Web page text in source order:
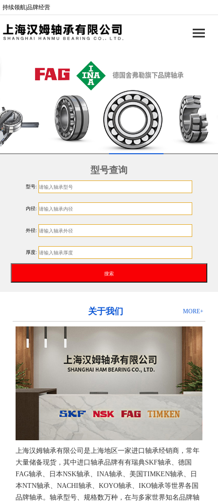
持续领航|品牌经营
型号查询
型号:
内径:
外径:
厚度:
MORE+
关于我们
上海汉姆轴承有限公司是上海地区一家进口轴承经销商，常年
大量储备现货，其中进口轴承品牌有有瑞典SKF轴承、德国
FAG轴承、日本NSK轴承、INA轴承、美国TIMKEN轴承、日
本NTN轴承、NACHI轴承、KOYO轴承、IKO轴承等世界各国
品牌轴承。轴承型号、规格数万种，在与多家世界知名品牌轴